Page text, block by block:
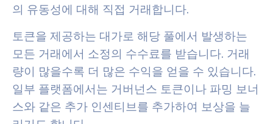
의 유동성에 대해 직접 거래합니다.
토큰을 제공하는 대가로 해당 풀에서 발생하는
모든 거래에서 소정의 수수료를 받습니다. 거래
량이 많을수록 더 많은 수익을 얻을 수 있습니다.
일부 플랫폼에서는 거버넌스 토큰이나 파밍 보너
스와 같은 추가 인센티브를 추가하여 보상을 늘